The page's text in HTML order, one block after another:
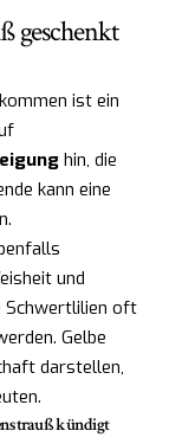
geschenkt
ist ein
hin, die
kann eine
und
Schwertlilien oft
Gelbe
darstellen,
kündigt